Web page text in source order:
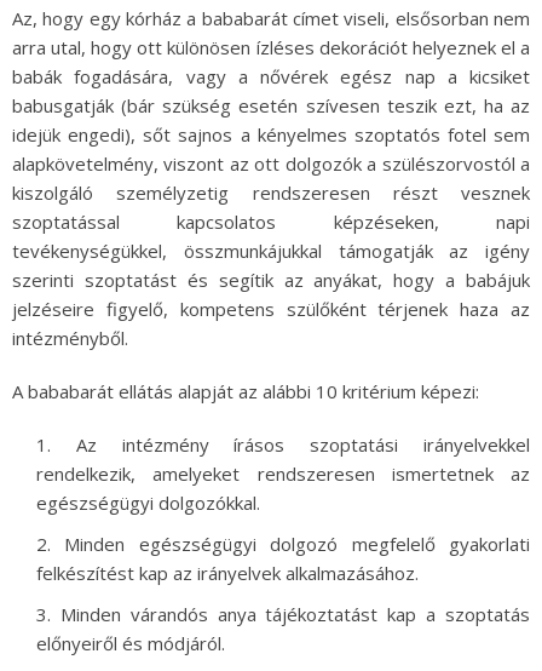
Az, hogy egy kórház a bababarát címet viseli, elsősorban nem
arra utal, hogy ott különösen ízléses dekorációt helyeznek el a
babák fogadására, vagy a nővérek egész nap a kicsiket
babusgatják (bár szükség esetén szívesen teszik ezt, ha az
idejük engedi), sőt sajnos a kényelmes szoptatós fotel sem
alapkövetelmény, viszont az ott dolgozók a szülészorvostól a
kiszolgáló személyzetig rendszeresen részt vesznek
szoptatással kapcsolatos képzéseken, napi
tevékenységükkel, összmunkájukkal támogatják az igény
szerinti szoptatást és segítik az anyákat, hogy a babájuk
jelzéseire figyelő, kompetens szülőként térjenek haza az
intézményből.
A bababarát ellátás alapját az alábbi 10 kritérium képezi:
Az intézmény írásos szoptatási irányelvekkel
rendelkezik, amelyeket rendszeresen ismertetnek az
egészségügyi dolgozókkal.
Minden egészségügyi dolgozó megfelelő gyakorlati
felkészítést kap az irányelvek alkalmazásához.
Minden várandós anya tájékoztatást kap a szoptatás
előnyeiről és módjáról.